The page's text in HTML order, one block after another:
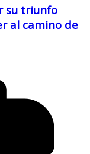
su triunfo
al camino de